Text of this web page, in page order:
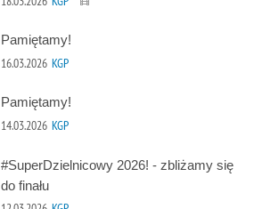
Pamiętamy!
16.03.2026 KGP
Pamiętamy!
14.03.2026 KGP
#SuperDzielnicowy 2026! - zbliżamy się
do finału